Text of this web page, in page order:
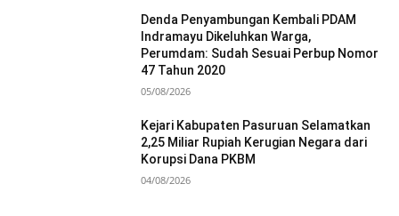
Denda Penyambungan Kembali PDAM
Indramayu Dikeluhkan Warga,
Perumdam: Sudah Sesuai Perbup Nomor
47 Tahun 2020
05/08/2026
Kejari Kabupaten Pasuruan Selamatkan
2,25 Miliar Rupiah Kerugian Negara dari
Korupsi Dana PKBM
04/08/2026